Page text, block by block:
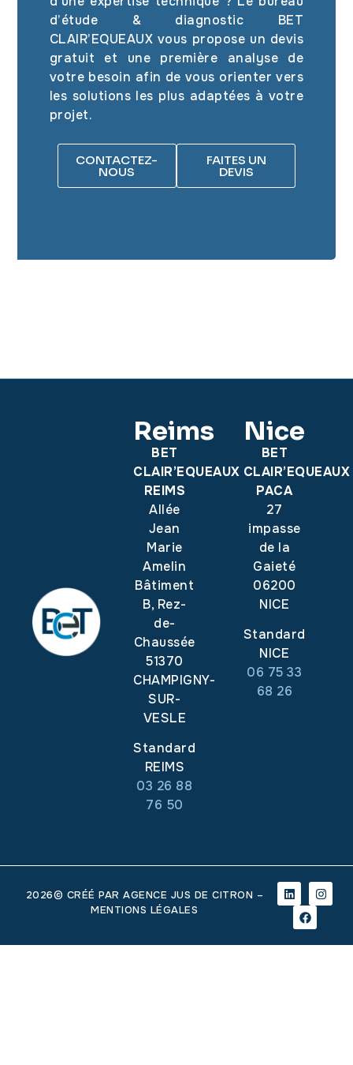
d’étude & diagnostic BET
CLAIR’EQUEAUX vous propose un devis
gratuit et une première analyse de
votre besoin afin de vous orienter vers
les solutions les plus adaptées à votre
projet.
CONTACTEZ-
NOUS
FAITES UN
DEVIS
Reims
BET
CLAIR’EQUEAUX
REIMS
Allée
Jean
Marie
Amelin
Bâtiment
B, Rez-
de-
Chaussée
51370
CHAMPIGNY-
SUR-
VESLE
Standard
REIMS
03 26 88
76 50
Nice
BET
CLAIR’EQUEAUX
PACA
27
impasse
de la
Gaieté
06200
NICE
Standard
NICE
06 75 33
68 26
2026© CRÉÉ PARAGENCE JUS DE CITRON –
MENTIONS LÉGALES